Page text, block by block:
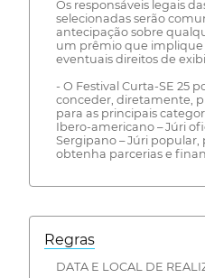
Os responsáveis legais
selecionadas serão
antecipação sobre
um prêmio que implique
eventuais direitos de
- O Festival Curta-SE 25
conceder, diretamente,
para as principais
Ibero-americano – Júri
Sergipano – Júri popular,
obtenha parcerias e
Regras
DATA E LOCAL DE